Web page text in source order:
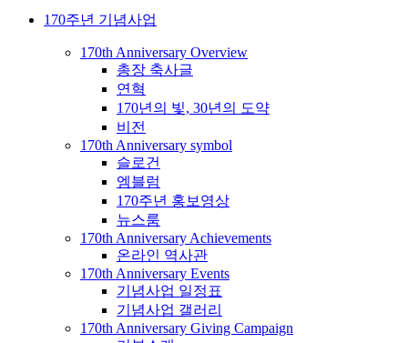
170주년 기념사업
170th Anniversary Overview
총장 축사글
연혁
170년의 빛, 30년의 도약
비전
170th Anniversary symbol
슬로건
엠블럼
170주년 홍보영상
뉴스룸
170th Anniversary Achievements
온라인 역사관
170th Anniversary Events
기념사업 일정표
기념사업 갤러리
170th Anniversary Giving Campaign